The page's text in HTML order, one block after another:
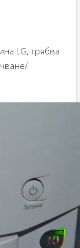
LG, трябва